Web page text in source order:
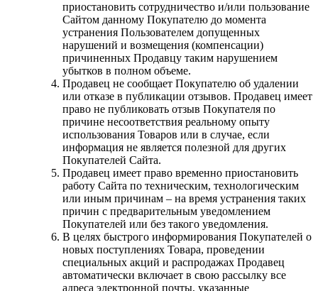
приостановить сотрудничество и/или пользование
Сайтом данному Покупателю до момента
устранения Пользователем допущенных
нарушений и возмещения (компенсации)
причиненных Продавцу таким нарушением
убытков в полном объеме.
Продавец не сообщает Покупателю об удалении
или отказе в публикации отзывов. Продавец имеет
право не публиковать отзыв Покупателя по
причине несоответствия реальному опыту
использования Товаров или в случае, если
информация не является полезной для других
Покупателей Сайта.
Продавец имеет право временно приостановить
работу Сайта по техническим, технологическим
или иным причинам – на время устранения таких
причин с предварительным уведомлением
Покупателей или без такого уведомления.
В целях быстрого информирования Покупателей о
новых поступлениях Товара, проведении
специальных акций и распродажах Продавец
автоматически включает в свою рассылку все
адреса электронной почты, указанные